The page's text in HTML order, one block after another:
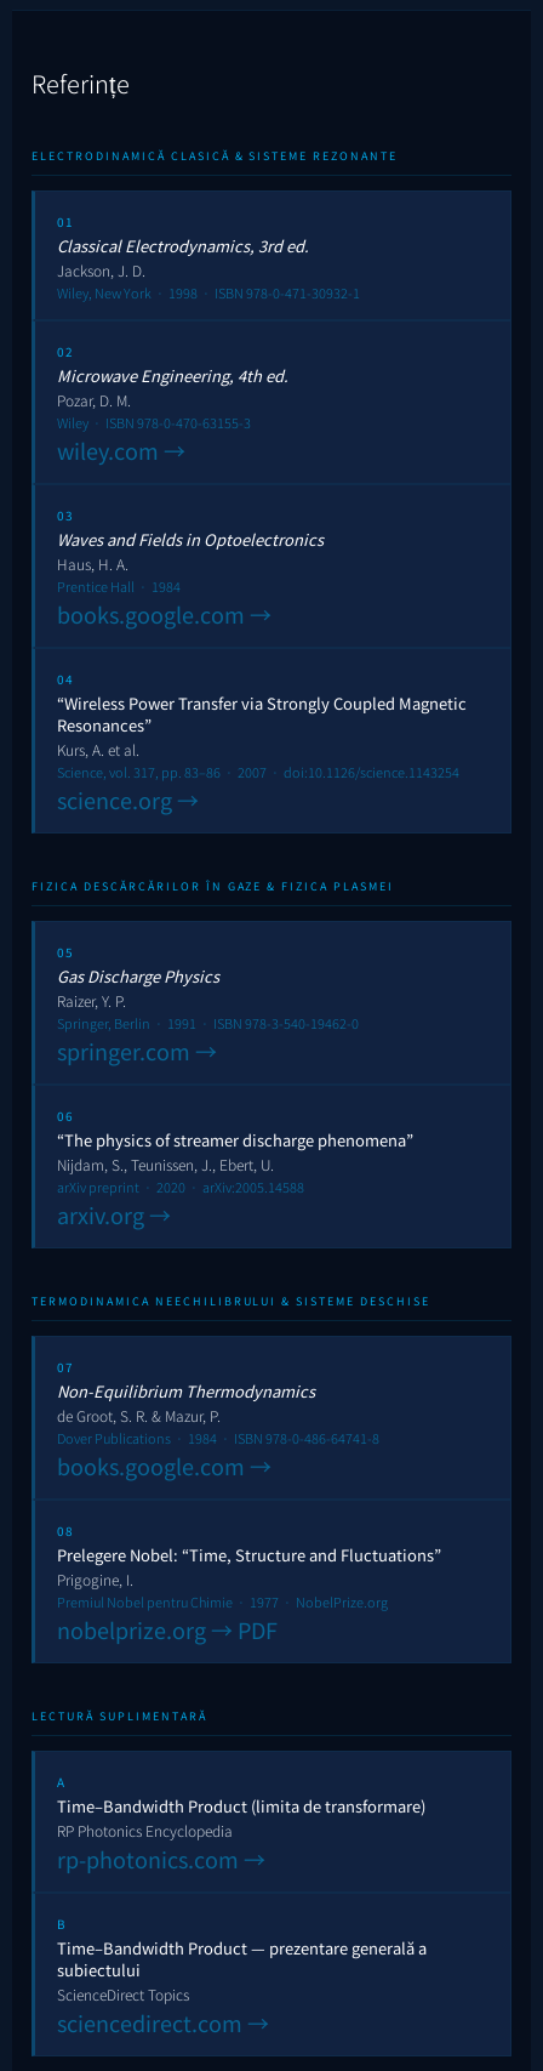
Referințe
ELECTRODINAMICĂ CLASICĂ & SISTEME REZONANTE
01
Classical Electrodynamics, 3rd ed.
Jackson, J. D.
Wiley, New York · 1998 · ISBN 978-0-471-30932-1
02
Microwave Engineering, 4th ed.
Pozar, D. M.
Wiley · ISBN 978-0-470-63155-3
wiley.com →
03
Waves and Fields in Optoelectronics
Haus, H. A.
Prentice Hall · 1984
books.google.com →
04
“Wireless Power Transfer via Strongly Coupled Magnetic
Resonances”
Kurs, A. et al.
Science, vol. 317, pp. 83–86 · 2007 · doi:10.1126/science.1143254
science.org →
FIZICA DESCĂRCĂRILOR ÎN GAZE & FIZICA PLASMEI
05
Gas Discharge Physics
Raizer, Y. P.
Springer, Berlin · 1991 · ISBN 978-3-540-19462-0
springer.com →
06
“The physics of streamer discharge phenomena”
Nijdam, S., Teunissen, J., Ebert, U.
arXiv preprint · 2020 · arXiv:2005.14588
arxiv.org →
TERMODINAMICA NEECHILIBRULUI & SISTEME DESCHISE
07
Non-Equilibrium Thermodynamics
de Groot, S. R. & Mazur, P.
Dover Publications · 1984 · ISBN 978-0-486-64741-8
books.google.com →
08
Prelegere Nobel: “Time, Structure and Fluctuations”
Prigogine, I.
Premiul Nobel pentru Chimie · 1977 · NobelPrize.org
nobelprize.org → PDF
LECTURĂ SUPLIMENTARĂ
A
Time–Bandwidth Product (limita de transformare)
RP Photonics Encyclopedia
rp-photonics.com →
B
Time–Bandwidth Product — prezentare generală a
subiectului
ScienceDirect Topics
sciencedirect.com →